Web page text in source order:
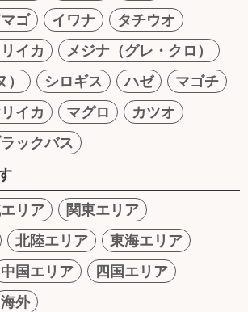
ゴ イワナ
タチウオ
イカ
メジナ（グレ・クロ）
シロギス ハゼ
マゴチ
イカ マグロ
カツオ
ックバス
リア
関東エリア
北陸エリア
東海エリア
中国エリア
四国エリア
海外